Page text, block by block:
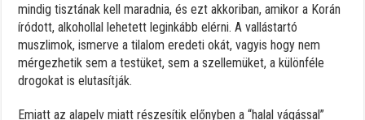
mindig tisztának kell maradnia, és ezt akkoriban, amikor a Korán
íródott, alkohollal lehetett leginkább elérni. A vallástartó
muszlimok, ismerve a tilalom eredeti okát, vagyis hogy nem
mérgezhetik sem a testüket, sem a szellemüket, a különféle
drogokat is elutasítják.
Emiatt az alapelv miatt részesítik előnyben a “halal vágással”